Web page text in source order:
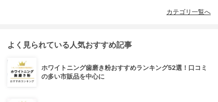
カテゴリ一覧へ
よく見られている人気おすすめ記事
ホワイトニング歯磨き粉おすすめランキング52選！口コミ
の多い市販品を中心に